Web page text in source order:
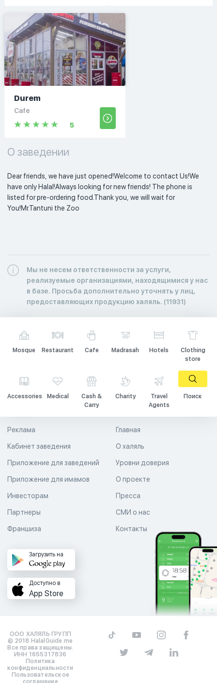
Durem
Cafe
5
О заведении
Dear friends, we have just opened!Welcome to contact Us!We
have only Halal!Always looking for new friends! The phone is
listed for pre-ordering food.Thank you, we will wait for
You!Mr.Tantuni the Zoo
Мы не несем ответственности за услуги,
реализуемые организациями, находящимися у нас
в базе. Просьба дополнительно уточнять у лиц,
предоставляющих продукцию халяль. (11931)
Mosque Restaurant Cafe Madrasah Hotels
Clothing
store
Accessories Medical
Cash &
Carry
Charity
Travel
Agents
Поиск
Главная
О халяль
Уровни доверия
Реклама
Кабинет заведения
Приложение для заведений
Приложение для имамов О проекте
Пресса
СМИ о нас
Контакты
Инвесторам
Партнеры
Франшиза
Загрузить на
Доступно в
App Store
ООО ХАЛЯЛЬ ГРУПП
© 2018 HalalGuide.me
Все права защищены.
ИНН 1655317836
Политика
конфиденциальности
Пользовательское
соглашение